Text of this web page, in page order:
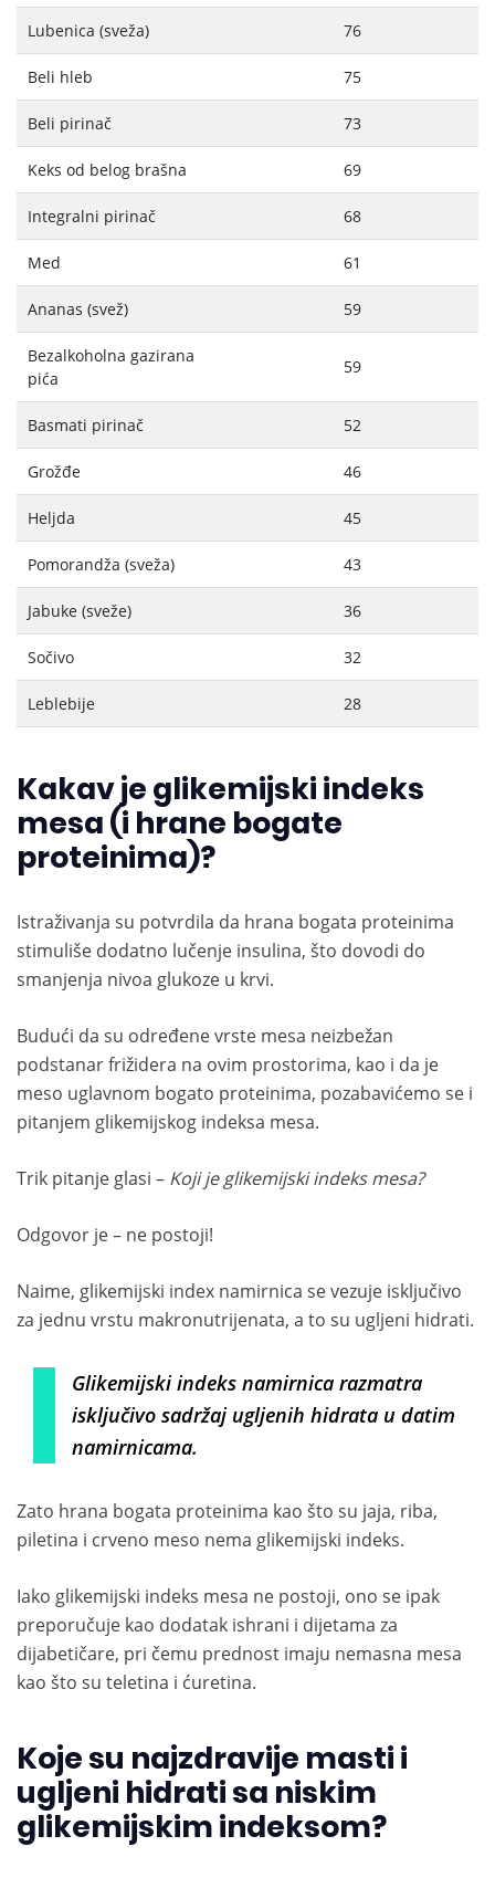
Lubenica (sveža) 76
Beli hleb 75
Beli pirinač 73
Keks od belog brašna 69
Integralni pirinač 68
Med 61
Ananas (svež) 59
Bezalkoholna gazirana
pića
59
Basmati pirinač 52
Grožđe 46
Heljda 45
Pomorandža (sveža) 43
Jabuke (sveže) 36
Sočivo 32
Leblebije 28
Kakav je glikemijski indeks
mesa (i hrane bogate
proteinima)?
Istraživanja su potvrdila da hrana bogata proteinima
stimuliše dodatno lučenje insulina, što dovodi do
smanjenja nivoa glukoze u krvi.
Budući da su određene vrste mesa neizbežan
podstanar frižidera na ovim prostorima, kao i da je
meso uglavnom bogato proteinima, pozabavićemo se i
pitanjem glikemijskog indeksa mesa.
Trik pitanje glasi – Koji je glikemijski indeks mesa?
Odgovor je – ne postoji!
Naime, glikemijski index namirnica se vezuje isključivo
za jednu vrstu makronutrijenata, a to su ugljeni hidrati.
Glikemijski indeks namirnica razmatra
isključivo sadržaj ugljenih hidrata u datim
namirnicama.
Zato hrana bogata proteinima kao što su jaja, riba,
piletina i crveno meso nema glikemijski indeks.
Iako glikemijski indeks mesa ne postoji, ono se ipak
preporučuje kao dodatak ishrani i dijetama za
dijabetičare, pri čemu prednost imaju nemasna mesa
kao što su teletina i ćuretina.
Koje su najzdravije masti i
ugljeni hidrati sa niskim
glikemijskim indeksom?